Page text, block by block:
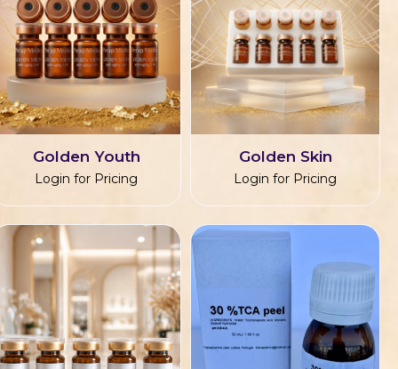
Golden Youth
Login for Pricing
Golden Skin
Login for Pricing